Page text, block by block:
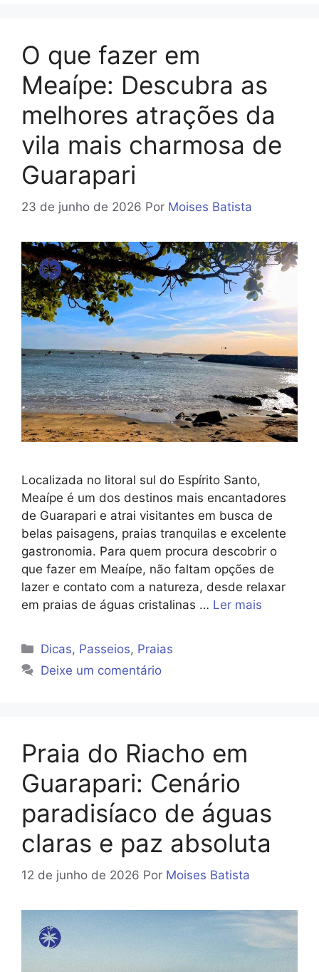
O que fazer em
Meaípe: Descubra as
melhores atrações da
vila mais charmosa de
Guarapari
23 de junho de 2026 Por Moises Batista
Localizada no litoral sul do Espírito Santo,
Meaípe é um dos destinos mais encantadores
de Guarapari e atrai visitantes em busca de
belas paisagens, praias tranquilas e excelente
gastronomia. Para quem procura descobrir o
que fazer em Meaípe, não faltam opções de
lazer e contato com a natureza, desde relaxar
em praias de águas cristalinas … Ler mais
Categorias
Dicas, Passeios, Praias
Deixe um comentário
Praia do Riacho em
Guarapari: Cenário
paradisíaco de águas
claras e paz absoluta
12 de junho de 2026 Por Moises Batista